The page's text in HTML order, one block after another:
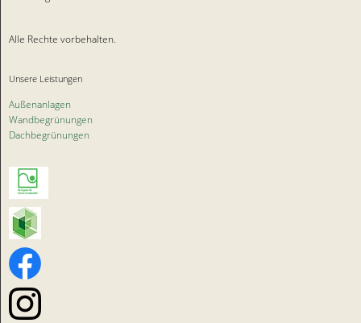
Alle Rechte vorbehalten.
Unsere Leistungen
Außenanlagen
Wandbegrünungen
Dachbegrünungen